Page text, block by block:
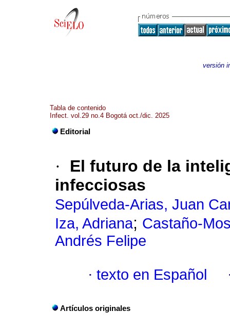
versión
Tabla de contenido
Infect. vol.29 no.4 Bogotá oct./dic. 2025
Editorial
·
El futuro de la
infecciosas
Sepúlveda-Arias, Juan
Iza, Adriana; Castaño-
Andrés Felipe
· texto en Español
Artículos originales